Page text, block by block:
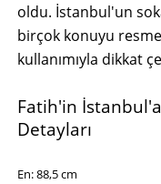
oldu. İstanbul'un
birçok konuyu
kullanımıyla dikkat
Fatih'in
Detayları
En: 88,5 cm